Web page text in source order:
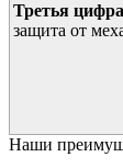
Третья цифра
защита от
Наши